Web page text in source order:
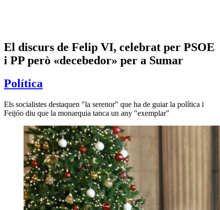
El discurs de Felip VI, celebrat per PSOE
i PP però «decebedor» per a Sumar
Política
Els socialistes destaquen "la serenor" que ha de guiar la política i
Feijóo diu que la monarquia tanca un any "exemplar"